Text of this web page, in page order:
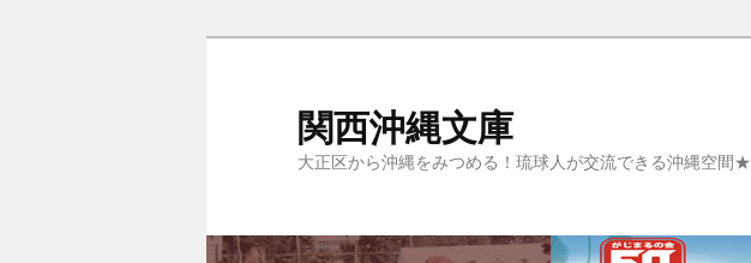
関西沖縄文庫
大正区から沖縄をみつめる！琉球人が交流できる沖縄空間★